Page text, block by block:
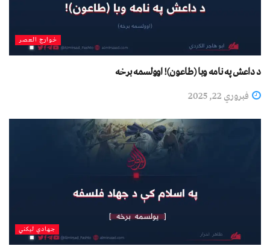
خوارج العصر
د داعش په نامه وبا (طاعون)! اوولسمه برخه
فبروري 22, 2025
جهادي لیکني